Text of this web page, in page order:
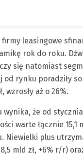
leasingowe
rok do roku.
się natomiast
rynku poradziły
wzrosły aż o 26%.
że od
warte łącznie 15,1
Niewielki plus
mld zł, +6% r/r)